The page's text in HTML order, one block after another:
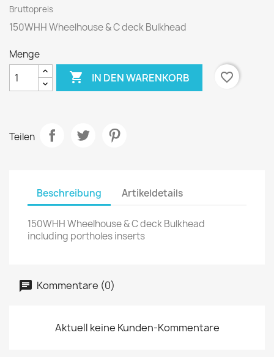
Bruttopreis
150WHH Wheelhouse & C deck Bulkhead
Menge
 IN DEN WARENKORB favorite_border
Teilen
Beschreibung Artikeldetails
150WHH Wheelhouse & C deck Bulkhead
including portholes inserts
Kommentare (0)
Aktuell keine Kunden-Kommentare